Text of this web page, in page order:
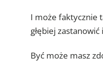
I może faktycznie
głębiej
Być może masz